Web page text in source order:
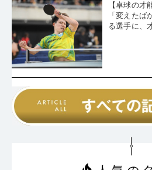
【卓球の才
「変えたば
る選手に、